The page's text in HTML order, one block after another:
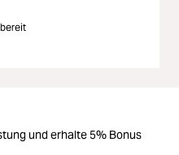
und erhalte 5% Bonus